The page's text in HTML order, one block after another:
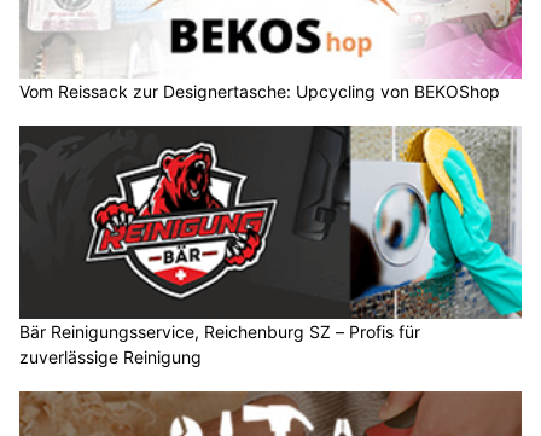
Vom Reissack zur Designertasche: Upcycling von BEKOShop
Bär Reinigungsservice, Reichenburg SZ – Profis für
zuverlässige Reinigung